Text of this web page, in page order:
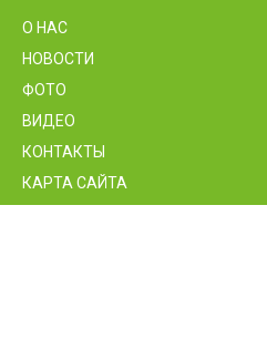
О НАС
НОВОСТИ
ФОТО
ВИДЕО
КОНТАКТЫ
КАРТА САЙТА